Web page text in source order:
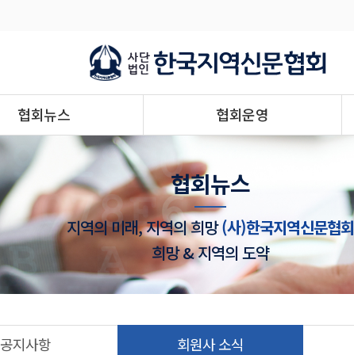
협회뉴스 협회운영
협회뉴스
지역의 미래, 지역의 희망(사)한국지역신문협회
희망 & 지역의 도약
공지사항 회원사 소식